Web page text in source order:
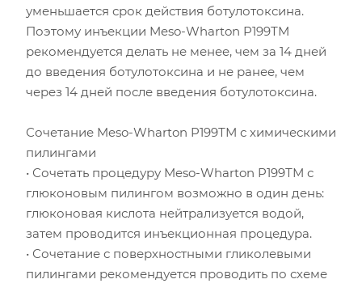
уменьшается срок действия ботулотоксина.
Поэтому инъекции Meso-Wharton P199ТМ
рекомендуется делать не менее, чем за 14 дней
до введения ботулотоксина и не ранее, чем
через 14 дней после введения ботулотоксина.
Сочетание Meso-Wharton P199ТМ с химическими
пилингами
• Сочетать процедуру Meso-Wharton P199ТМ с
глюконовым пилингом возможно в один день:
глюконовая кислота нейтрализуется водой,
затем проводится инъекционная процедура.
• Сочетание с поверхностными гликолевыми
пилингами рекомендуется проводить по схеме